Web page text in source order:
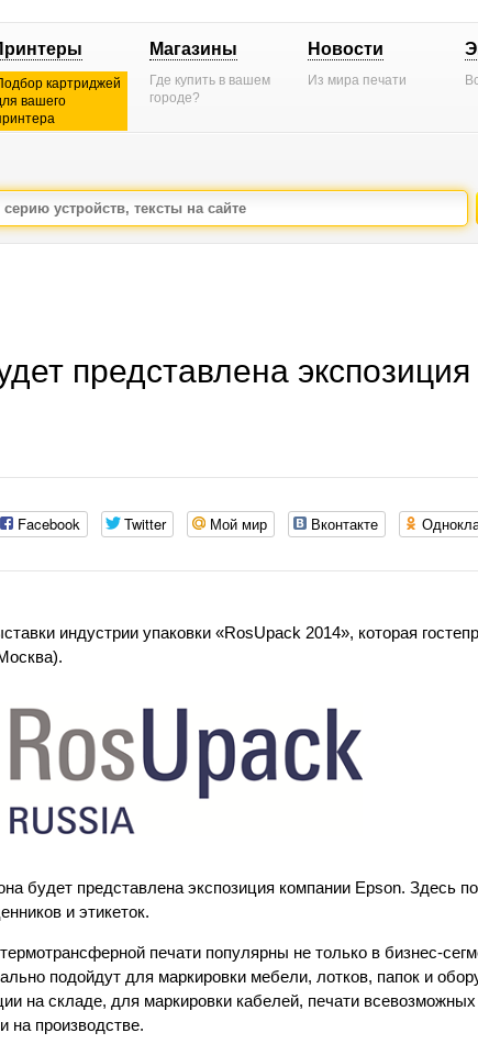
картриджей
вашего
Магазины
Где купить в вашем
городе?
Новости
Из мира печати
представлена
Facebook Twitter Мой мир Вконтакте
индустрии упаковки «RosUpack 2014», которая
будет представлена экспозиция компании Epson. Здесь
и этикеток.
печати популярны не только в бизнес-
подойдут для маркировки мебели, лотков, папок и
на складе, для маркировки кабелей, печати всевозможных
на производстве.